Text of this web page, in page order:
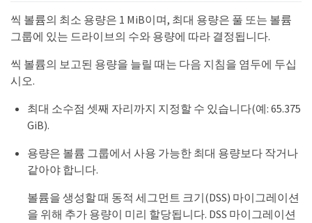
씩 볼륨의 최소 용량은 1 MiB이며, 최대 용량은 풀 또는 볼륨
그룹에 있는 드라이브의 수와 용량에 따라 결정됩니다.
씩 볼륨의 보고된 용량을 늘릴 때는 다음 지침을 염두에 두십
시오.
최대 소수점 셋째 자리까지 지정할 수 있습니다(예: 65.375
GiB).
용량은 볼륨 그룹에서 사용 가능한 최대 용량보다 작거나
같아야 합니다.
볼륨을 생성할 때 동적 세그먼트 크기(DSS) 마이그레이션
을 위해 추가 용량이 미리 할당됩니다. DSS 마이그레이션